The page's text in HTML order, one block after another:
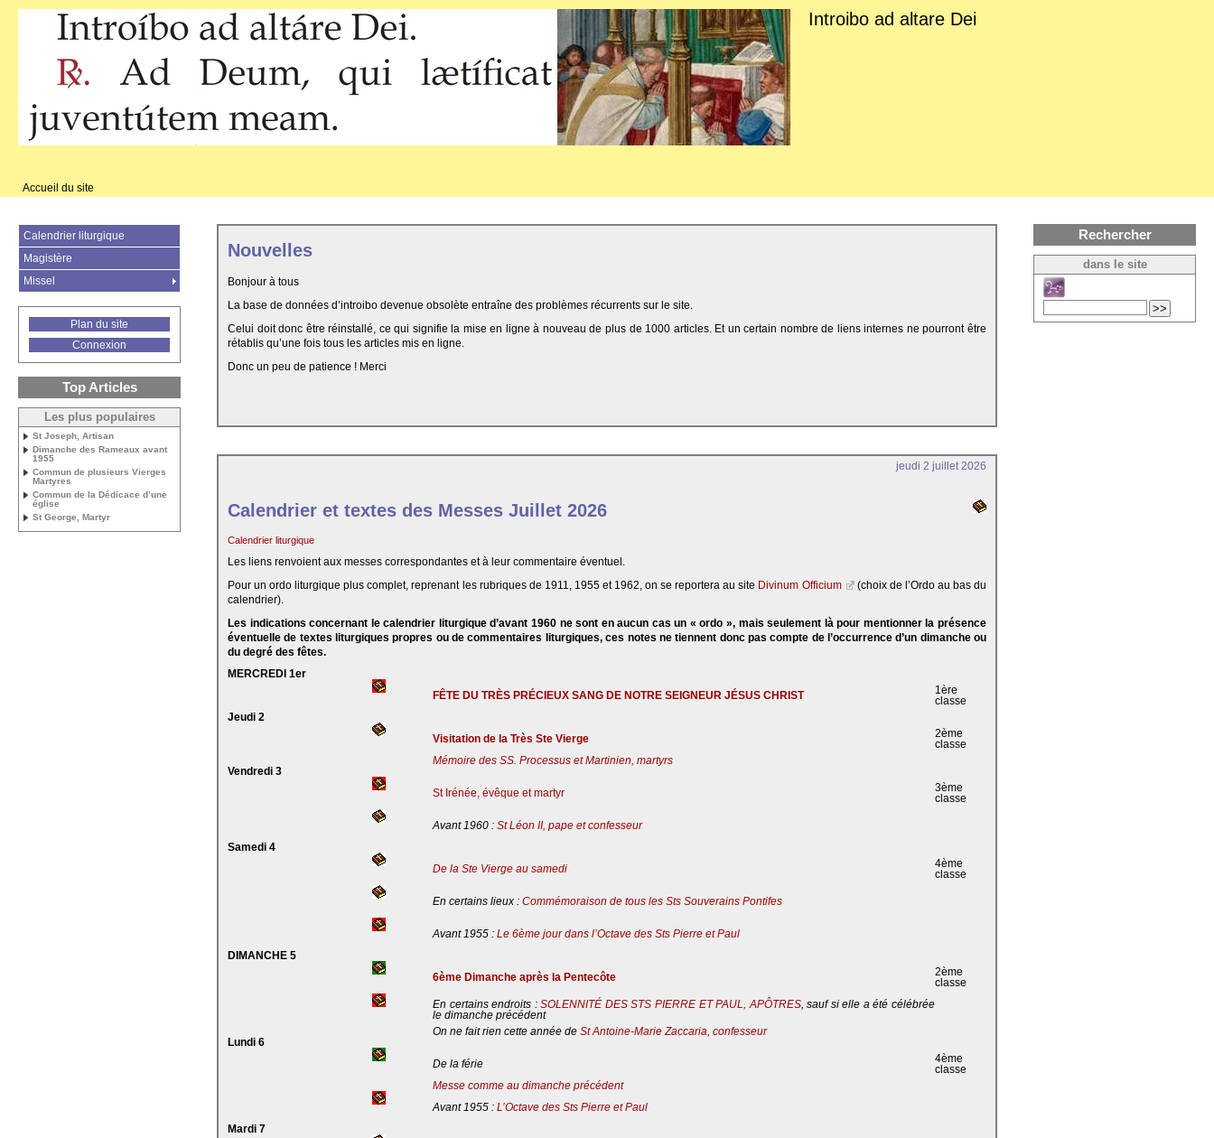
Introibo ad altare Dei
Accueil du site
Nouvelles
Bonjour à tous
La base de données d’introibo devenue obsolète entraîne des problèmes récurrents sur le site.
Celui doit donc être réinstallé, ce qui signifie la mise en ligne à nouveau de plus de 1000 articles. Et un certain nombre de liens internes ne pourront être
rétablis qu’une fois tous les articles mis en ligne.
Donc un peu de patience ! Merci
jeudi 2 juillet 2026
Calendrier et textes des Messes Juillet 2026
Calendrier liturgique
Les liens renvoient aux messes correspondantes et à leur commentaire éventuel.
Pour un ordo liturgique plus complet, reprenant les rubriques de 1911, 1955 et 1962, on se reportera au site Divinum Officium
(choix de l’Ordo au bas du
calendrier).
Les indications concernant le calendrier liturgique d’avant 1960 ne sont en aucun cas un « ordo », mais seulement là pour mentionner la présence
éventuelle de textes liturgiques propres ou de commentaires liturgiques, ces notes ne tiennent donc pas compte de l’occurrence d’un dimanche ou
du degré des fêtes.
MERCREDI 1er
FÊTE DU TRÈS PRÉCIEUX SANG DE NOTRE SEIGNEUR JÉSUS CHRIST
1ère
classe
Jeudi 2
Visitation de la Très Ste Vierge
2ème
classe
Mémoire des SS. Processus et Martinien, martyrs
Vendredi 3
St Irénée, évêque et martyr
3ème
classe
Avant 1960 : St Léon II, pape et confesseur
Samedi 4
De la Ste Vierge au samedi
4ème
classe
En certains lieux : Commémoraison de tous les Sts Souverains Pontifes
Avant 1955 : Le 6ème jour dans l’Octave des Sts Pierre et Paul
DIMANCHE 5
6ème Dimanche après la Pentecôte
2ème
classe
En certains endroits :SOLENNITÉ DES STS PIERRE ET PAUL, APÔTRES, sauf si elle a été célébrée
le dimanche précédent
On ne fait rien cette année de St Antoine-Marie Zaccaria, confesseur
Lundi 6
De la férie
4ème
classe
Messe comme au dimanche précédent
Avant 1955 : L’Octave des Sts Pierre et Paul
Mardi 7
Calendrier liturgique
Magistère
Missel
Plan du site
Connexion
Top Articles
Les plus populaires
St Joseph, Artisan
Dimanche des Rameaux avant
1955
Commun de plusieurs Vierges
Martyres
Commun de la Dédicace d’une
église
St George, Martyr
Rechercher
dans le site